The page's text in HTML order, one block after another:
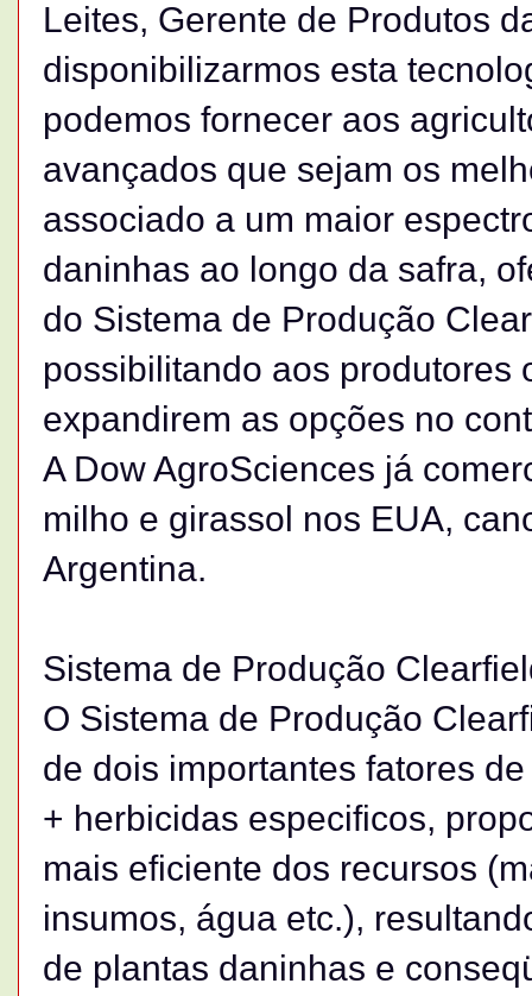
Leites, Gerente de Produtos
disponibilizarmos esta
podemos fornecer aos
avançados que sejam os
associado a um maior
daninhas ao longo da safra,
do Sistema de Produção
possibilitando aos produtores
expandirem as opções no
A Dow AgroSciences já
milho e girassol nos EUA,
Argentina.
Sistema de Produção
O Sistema de Produção
de dois importantes fatores
+ herbicidas especificos,
mais eficiente dos recursos
insumos, água etc.),
de plantas daninhas e